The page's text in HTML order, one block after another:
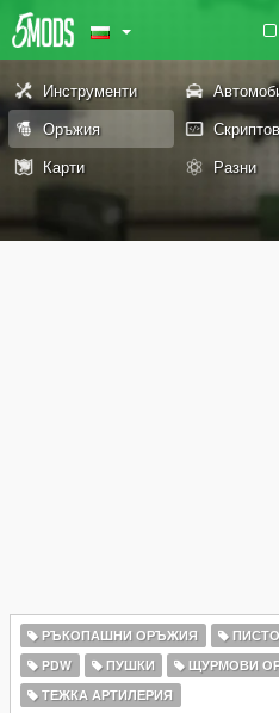
Инструменти
Оръжия
Карти
Разни
РЪКОПАШНИ ОРЪЖИЯ
PDW
ПУШКИ ЩУРМОВИ
ТЕЖКА АРТИЛЕРИЯ